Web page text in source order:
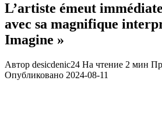
L’artiste émeut
avec sa magnifique
Imagine »
Автор desicdenic24 На чтение 2 мин
Опубликовано 2024-08-11